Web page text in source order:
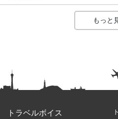
もっと
トラベルボイス